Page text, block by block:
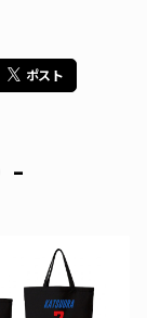
ポスト
-